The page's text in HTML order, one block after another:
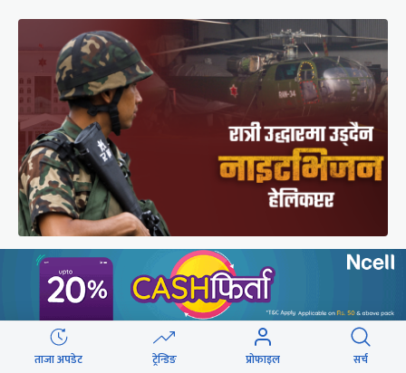
सेनाको नाइटभिजन हेलिकप्टर : भीआईपीका लागि उड्छ,
जनताको ज्यान बचाउन उड्दैन
ताजा अपडेट ट्रेन्डिङ प्रोफाइल सर्च